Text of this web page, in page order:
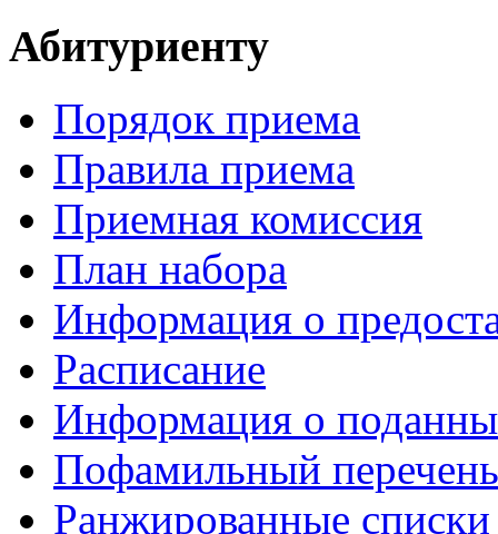
Абитуриенту
Порядок приема
Правила приема
Приемная комиссия
План набора
Информация о
Расписание
Информация о
Пофамильный
Ранжированные списки